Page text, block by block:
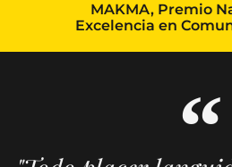
MAKMA, Premio
Excelencia en